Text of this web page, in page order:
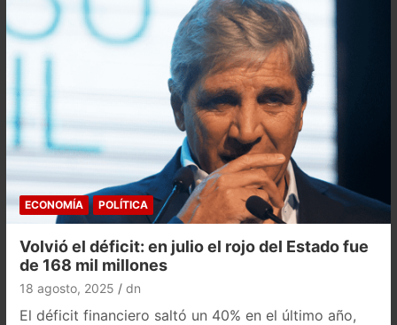
ECONOMÍA POLÍTICA
Volvió el déficit: en julio el rojo del Estado fue
de 168 mil millones
18 agosto, 2025 dn
El déficit financiero saltó un 40% en el último año,